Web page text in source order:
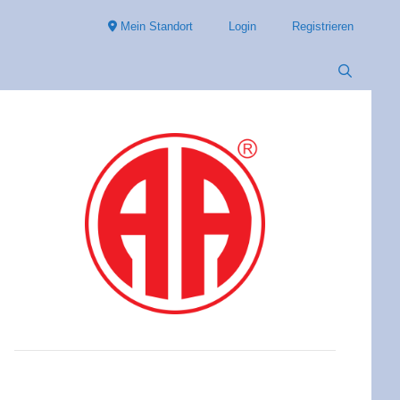
Mein Standort Login Registrieren